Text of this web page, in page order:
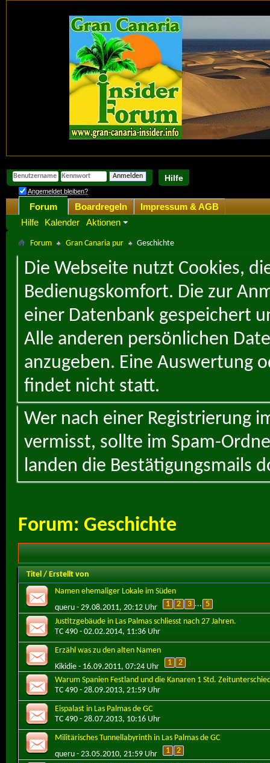
Hilfe
Angemeldet bleiben?
Forum
Hilfe
Kalender Aktionen
Boardregeln Impressum & AGB
Forum Gran Canaria pur Geschichte
Die Webseite nutzt Cookies,
Bedienugskomfort. Die zur
einer Datenbank gespeichert
Alle anderen persönlichen
anzugeben. Eine Auswertung
findet nicht statt.
Wer nach einer Registrierung
vermisst, sollte im Spam-
landen die Bestätigungsmails
Forum: Geschichte
Titel / Erstellt von
Namen ehemaliger Lokale im Süden
queru - 29.08.2011, 20:12 Uhr 1 2 3 ... 5
Justitzgebäude in Las Palmas schliesst nach 27 Jahren.
TC 490 - 02.02.2014, 11:36 Uhr
Erzähl was zu den alten Namen
Kikidie - 16.09.2011, 07:24 Uhr 1
2
Warum Spanien Festland und die Kanaren 1 Std.
TC 490 - 28.09.2013, 21:59 Uhr
Eispalast in Las Palmas de GC
TC 490 - 28.07.2013, 10:16 Uhr
Militärisches Tunnellabyrinth in Las Palmas de GC
queru - 23.05.2010, 21:59 Uhr 1
2